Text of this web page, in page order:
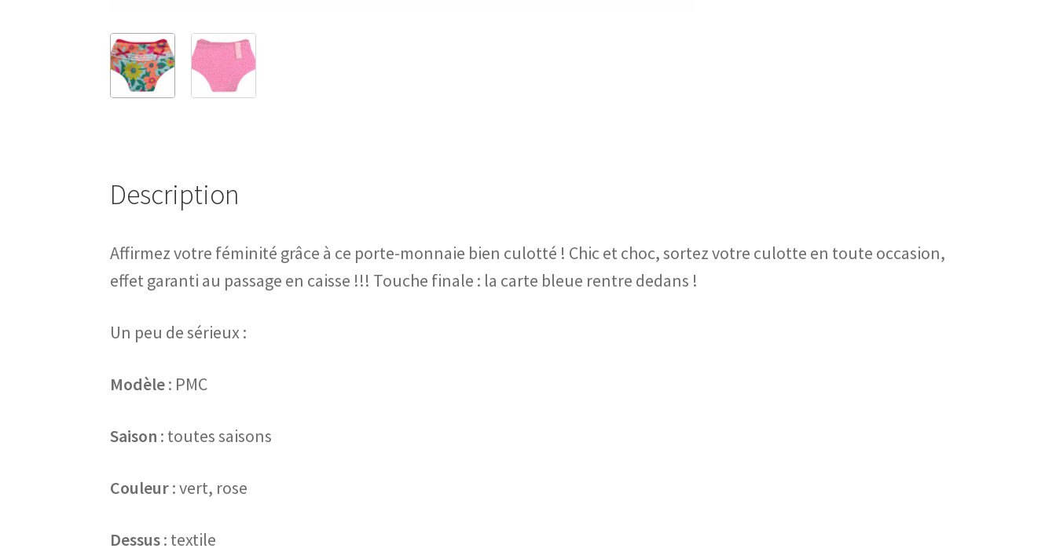
Description
Affirmez votre féminité grâce à ce porte-monnaie bien culotté ! Chic et choc, sortez votre culotte en toute occasion,
effet garanti au passage en caisse !!! Touche finale : la carte bleue rentre dedans !
Un peu de sérieux :
Modèle: PMC
Saison : toutes saisons
Couleur: vert, rose
Dessus: textile